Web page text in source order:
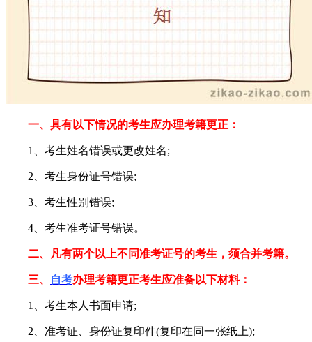
一、具有以下情况的考生应办理考籍更正：
1、考生姓名错误或更改姓名;
2、考生身份证号错误;
3、考生性别错误;
4、考生准考证号错误。
二、凡有两个以上不同准考证号的考生，须合并考籍。
三、 自考办理考籍更正考生应准备以下材料：
1、考生本人书面申请;
2、准考证、身份证复印件(复印在同一张纸上);